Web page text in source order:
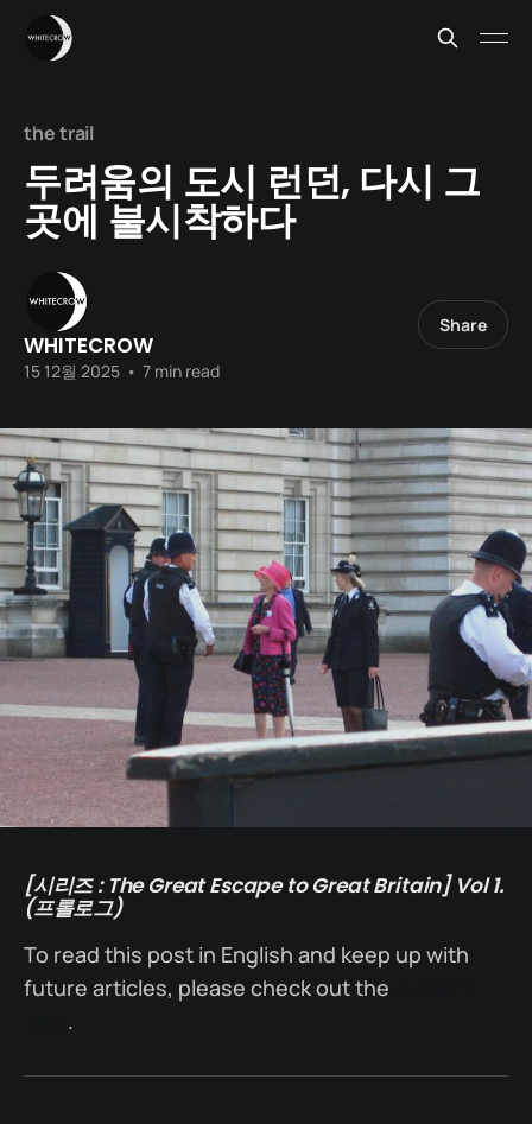
the trail
두려움의 도시 런던, 다시 그
곳에 불시착하다
WHITECROW
15 12월 2025 • 7 min read
Share
[시리즈 : The Great Escape to Great Britain] Vol 1.
(프롤로그)
To read this post in English and keep up with
future articles, please check out the
.